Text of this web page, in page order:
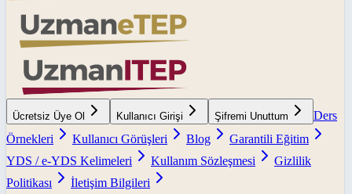
Ücretsiz Üye Ol Kullanıcı Girişi Şifremi Unuttum
Ders
Örnekleri
Kullanıcı Görüşleri Blog
Garantili Eğitim
YDS / e-YDS Kelimeleri
Kullanım Sözleşmesi
Gizlilik
Politikası
İletişim Bilgileri